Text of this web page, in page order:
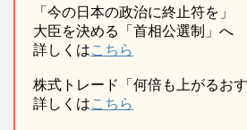
「今の日本の政治に終止符を
大臣を決める「首相公選制」へ
詳しくはこちら
株式トレード「何倍も上がるお
詳しくはこちら